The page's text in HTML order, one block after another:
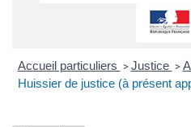
Accueil particuliers > Justice >
Huissier de justice (à présent